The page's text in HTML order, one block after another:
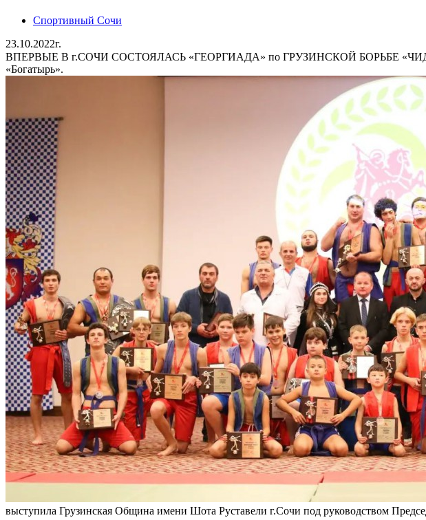
Спортивный Сочи
23.10.2022г.
ВПЕРВЫЕ В г.СОЧИ СОСТОЯЛАСЬ «ГЕОРГИАДА» по ГРУЗИНСКОЙ БОРЬБЕ
«Богатырь».
выступила Грузинская Община имени Шота Руставели г.Сочи под руководством